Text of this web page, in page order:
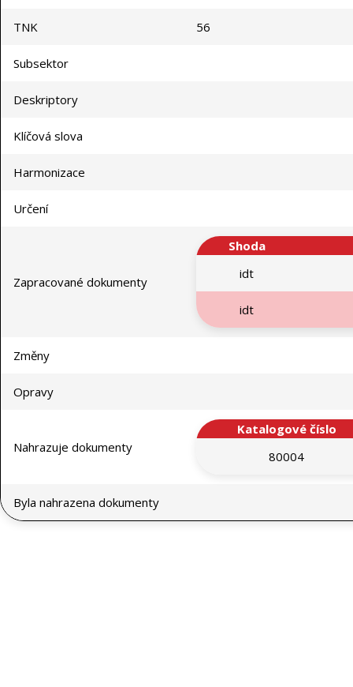
TNK 56
Subsektor
Deskriptory
Klíčová slova
Harmonizace
Určení
Zapracované dokumenty
Shoda
idt
idt
Změny
Opravy
Nahrazuje dokumenty
Katalogové číslo
80004
Byla nahrazena dokumenty